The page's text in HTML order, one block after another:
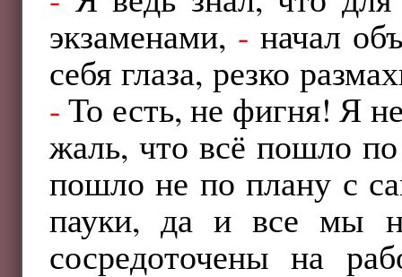
экзаменами, - начал
себя глаза, резко
-То есть, не фигня! Я
жаль, что всё пошло
пошло не по плану с
пауки, да и все мы
сосредоточены на